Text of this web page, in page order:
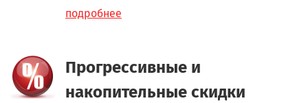
подробнее
Прогрессивные и
накопительные скидки